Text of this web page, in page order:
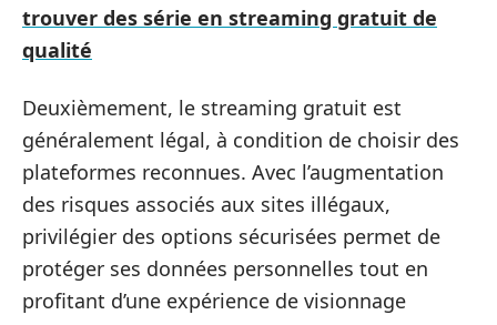
trouver des série en streaming gratuit de
qualité
Deuxièmement, le streaming gratuit est
généralement légal, à condition de choisir des
plateformes reconnues. Avec l’augmentation
des risques associés aux sites illégaux,
privilégier des options sécurisées permet de
protéger ses données personnelles tout en
profitant d’une expérience de visionnage